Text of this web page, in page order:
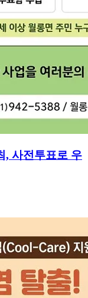
, 사전투표로 우